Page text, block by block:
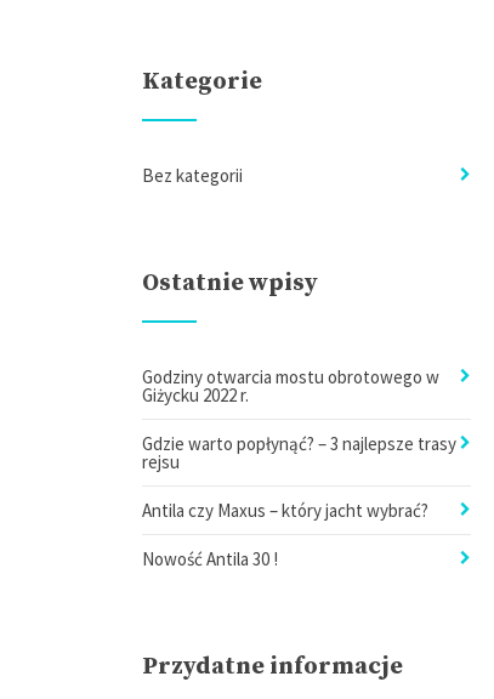
Kategorie
Bez kategorii
Ostatnie wpisy
Godziny otwarcia mostu obrotowego w
Giżycku 2022 r.
Gdzie warto popłynąć? – 3 najlepsze trasy
rejsu
Antila czy Maxus – który jacht wybrać?
Nowość Antila 30 !
Przydatne informacje